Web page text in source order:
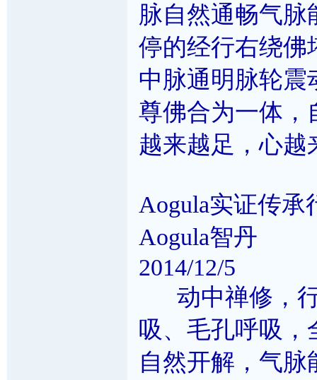
脉自然通畅气
停的经行右绕佛
中脉通明脉轮震
尊佛合为一体，
越来越足，心越
Aogula实证传承
Aogula智丹
2014/12/5
动中禅修，行
吸、毛孔呼吸，
自然开解，气